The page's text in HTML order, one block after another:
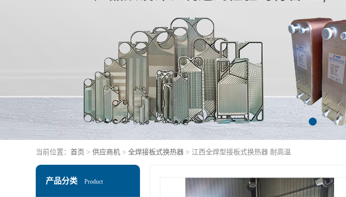
当前位置： 首页 > 供应商机 > 全焊接板式换热器 > 江西全焊型接板式换热器 耐高温
产品分类 Product